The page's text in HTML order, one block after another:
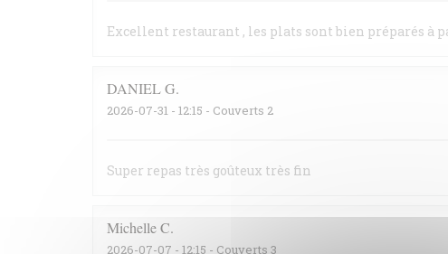
Excellent restaurant , les plats sont bien préparés à
DANIELG
2026-07-31 - 12:15 - Couverts 2
Super repas très goûteux très fin
MichelleC
2026-07-07 - 12:15 - Couverts 3